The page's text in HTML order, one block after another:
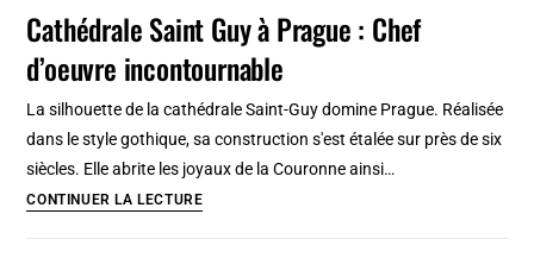
et
conseils
Vieille
Ville
vous
Cathédrale Saint Guy à Prague : Chef
d’oeuvre incontournable
La silhouette de la cathédrale Saint-Guy domine Prague. Réalisée
dans le style gothique, sa construction s'est étalée sur près de six
siècles. Elle abrite les joyaux de la Couronne ainsi…
CONTINUER LA LECTURECathédrale